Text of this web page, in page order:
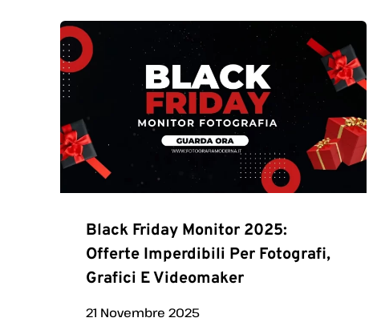
Black Friday Monitor 2025:
Offerte Imperdibili Per Fotografi,
Grafici E Videomaker
21 Novembre 2025